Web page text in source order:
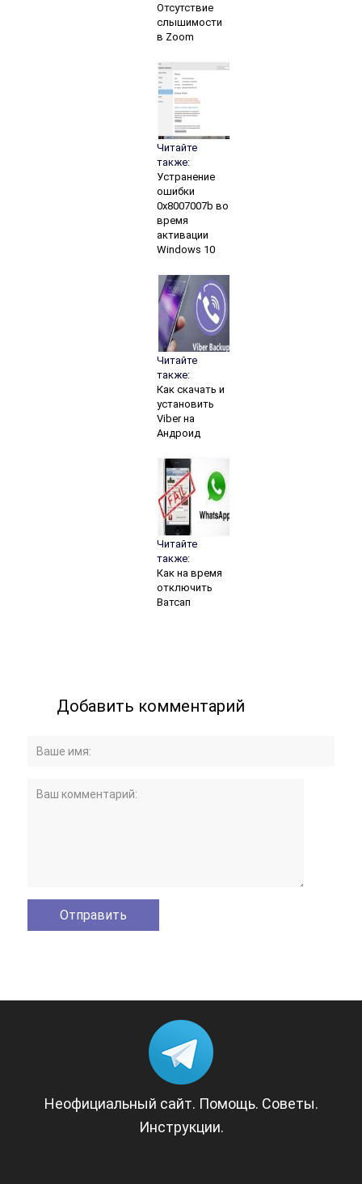
Отсутствие
слышимости
в Zoom
Читайте
также:
Устранение
ошибки
0x8007007b во
время
активации
Windows 10
Читайте
также:
Как скачать и
установить
Viber на
Андроид
Читайте
также:
Как на время
отключить
Ватсап
Добавить комментарий
Неофициальный сайт. Помощь. Советы.
Инструкции.